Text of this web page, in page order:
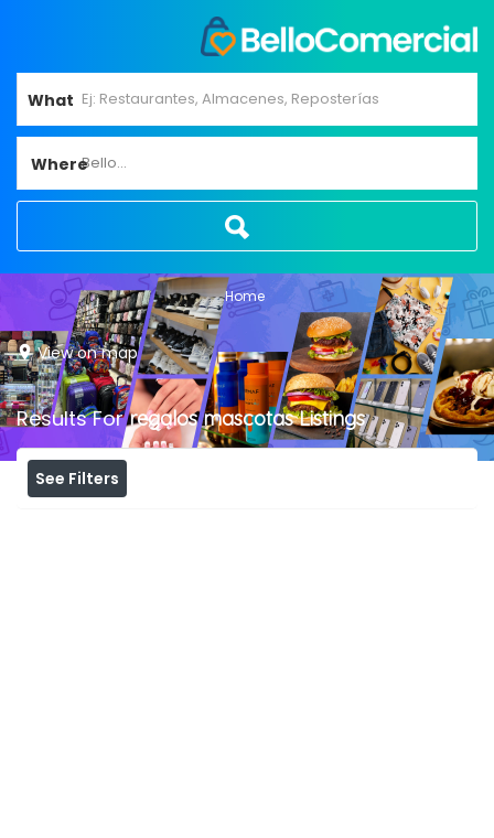
What
WhereBello...
Home
View on map
Results Forregalos mascotas Listings
See Filters